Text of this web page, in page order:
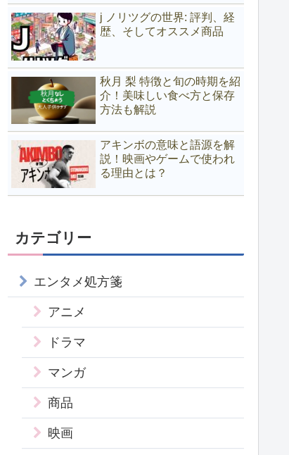
j ノリツグの世界: 評判、経
歴、そしてオススメ商品
秋月 梨 特徴と旬の時期を紹
介！美味しい食べ方と保存
方法も解説
アキンボの意味と語源を解
説！映画やゲームで使われ
る理由とは？
カテゴリー
エンタメ処方箋
アニメ
ドラマ
マンガ
商品
映画